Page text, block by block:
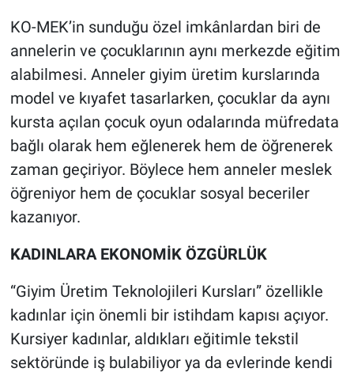
KO-MEK’in sunduğu özel imkânlardan biri de
annelerin ve çocuklarının aynı merkezde eğitim
alabilmesi. Anneler giyim üretim kurslarında
model ve kıyafet tasarlarken, çocuklar da aynı
kursta açılan çocuk oyun odalarında müfredata
bağlı olarak hem eğlenerek hem de öğrenerek
zaman geçiriyor. Böylece hem anneler meslek
öğreniyor hem de çocuklar sosyal beceriler
kazanıyor.
KADINLARA EKONOMİK ÖZGÜRLÜK
“Giyim Üretim Teknolojileri Kursları” özellikle
kadınlar için önemli bir istihdam kapısı açıyor.
Kursiyer kadınlar, aldıkları eğitimle tekstil
sektöründe iş bulabiliyor ya da evlerinde kendi